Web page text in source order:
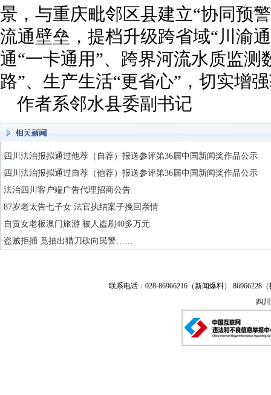
景，与重庆毗邻区县建立“协同预
流通壁垒，提档升级跨省域“川渝
通“一卡通用”、跨界河流水质监测
路”、生产生活“更省心”，切实增
作者系邻水县委副书记
·四川法治报拟通过他荐（自荐）报送参评第36届中国新闻奖作品公示
·四川法治报拟通过自荐（他荐）报送参评第36届中国新闻奖作品公示
·法治四川客户端广告代理招商公告
·87岁老太告七子女 法官执结案子挽回亲情
·自贡女老板澳门旅游 被人盗刷40多万元
·盗贼拒捕 竟抽出猎刀砍向民警……
联系电话：028-86966216（新闻爆料） 86966228
四